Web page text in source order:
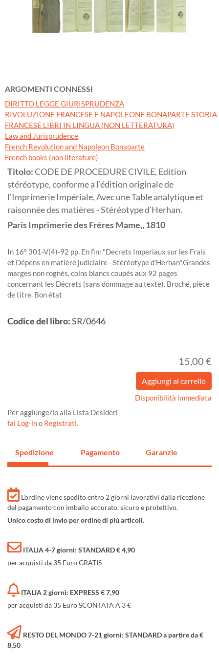
ARGOMENTI CONNESSI
DIRITTO LEGGE GIURISPRUDENZA
RIVOLUZIONE FRANCESE E NAPOLEONE BONAPARTE STORIA
FRANCESE LIBRI IN LINGUA (NON LETTERATURA)
Law and Jurisprudence
French Revolution and Napoleon Bonaparte
French books (non literature)
Titolo:CODE DE PROCEDURE CIVILE, Edition
stéréotype, conforme a l'édition originale de
l'Imprimerie Impériale, Avec une Table analytique et
raisonnée des matières - Stéréotype d'Herhan.
ParisImprimerie des Frères Mame,,1810
In 16º 301-V(4)-92 pp. En fin: "Decrets Imperiaux sur les Frais
et Dépens en matière judiciaire - Stéréotype d'Herhan".Grandes
marges non rognés, coins blancs coupés aux 92 pages
concernant les Décrets (sans dommage au texte). Broché, pièce
de titre. Bon état
Codice del libro:SR/0646
15,00 €
Disponibilità immediata
Per aggiungerlo alla Lista Desideri
fai Log-ino Registrati.
Spedizione Pagamento Garanzie
L'ordine viene spedito entro 2 giorni lavorativi dalla ricezione
del pagamento con imballo accurato, sicuro e protettivo.
Unico costo di invio per ordine di più articoli.
ITALIA 4-7 giorni: STANDARD € 4,90
per acquisti da 35 Euro GRATIS
ITALIA 2 giorni: EXPRESS € 7,90
per acquisti da 35 Euro SCONTATA A 3 €
RESTO DEL MONDO 7-21 giorni: STANDARD a partire da €
8,50